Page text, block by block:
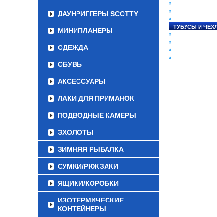
ДАУНРИГГЕРЫ SCOTTY
МИНИПЛАНЕРЫ
ОДЕЖДА
ОБУВЬ
АКСЕССУАРЫ
ЛАКИ ДЛЯ ПРИМАНОК
ПОДВОДНЫЕ КАМЕРЫ
ЭХОЛОТЫ
ЗИМНЯЯ РЫБАЛКА
СУМКИ/РЮКЗАКИ
ЯЩИКИ/КОРОБКИ
ИЗОТЕРМИЧЕСКИЕ
КОНТЕЙНЕРЫ
ТУБУСЫ И